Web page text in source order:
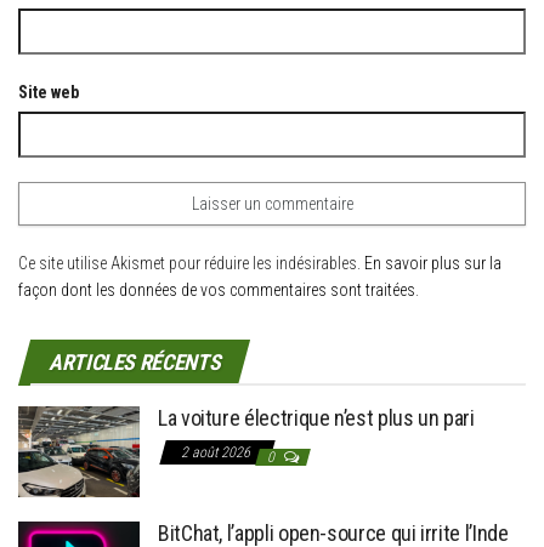
Site web
Ce site utilise Akismet pour réduire les indésirables. En savoir plus sur la
façon dont les données de vos commentaires sont traitées
ARTICLES RÉCENTS
La voiture électrique n’est plus un pari
2 août 2026 0
BitChat, l’appli open-source qui irrite l’Inde